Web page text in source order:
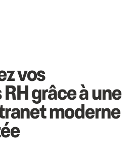
vos
grâce à une
moderne